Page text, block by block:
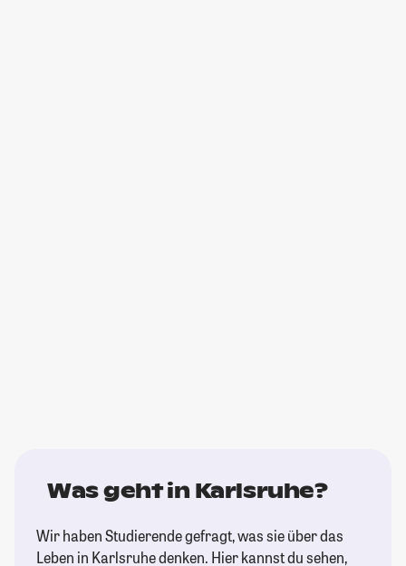
Was geht in Karlsruhe?
Wir haben Studierende gefragt, was sie über das
Leben in Karlsruhe denken. Hier kannst du sehen,